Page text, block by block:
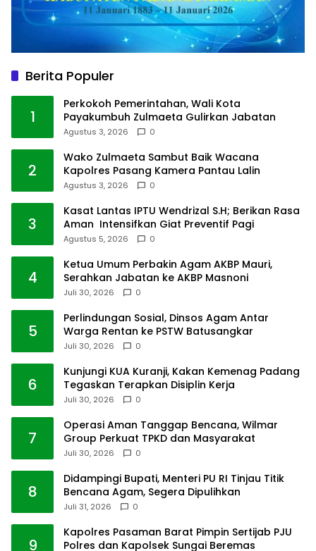
Berita Populer
1
Perkokoh Pemerintahan, Wali Kota
Payakumbuh Zulmaeta Gulirkan Jabatan
Agustus 3, 2026 0
2
Wako Zulmaeta Sambut Baik Wacana
Kapolres Pasang Kamera Pantau Lalin
Agustus 3, 2026 0
3
Kasat Lantas IPTU Wendrizal S.H; Berikan Rasa
Aman Intensifkan Giat Preventif Pagi
Agustus 5, 2026 0
4
Ketua Umum Perbakin Agam AKBP Mauri,
Serahkan Jabatan ke AKBP Masnoni
Juli 30, 2026 0
5
Perlindungan Sosial, Dinsos Agam Antar
Warga Rentan ke PSTW Batusangkar
Juli 30, 2026 0
6
Kunjungi KUA Kuranji, Kakan Kemenag Padang
Tegaskan Terapkan Disiplin Kerja
Juli 30, 2026 0
7
Operasi Aman Tanggap Bencana, Wilmar
Group Perkuat TPKD dan Masyarakat
Juli 30, 2026 0
8
Didampingi Bupati, Menteri PU RI Tinjau Titik
Bencana Agam, Segera Dipulihkan
Juli 31, 2026 0
9
Kapolres Pasaman Barat Pimpin Sertijab PJU
Polres dan Kapolsek Sungai Beremas